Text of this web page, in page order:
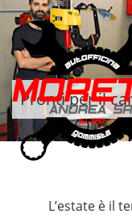
Pronti per il
L’estate è il